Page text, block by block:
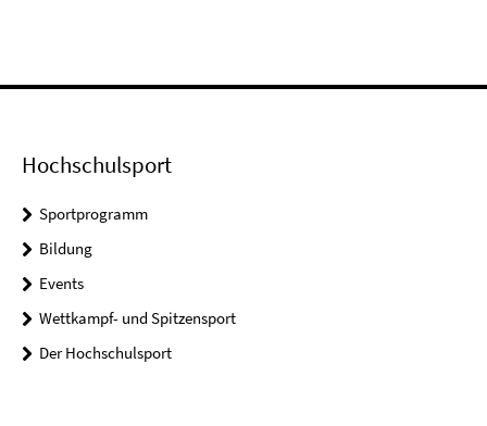
Hochschulsport
Sportprogramm
Bildung
Events
Wettkampf- und Spitzensport
Der Hochschulsport